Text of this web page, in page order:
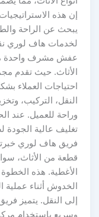
إن هذه
يبحث عن الراحة
لخدمات هاف لوري
عفش مشرف واحدة
الأثاث. حيث تقدم
احتياجات العملاء
النقل، التركيب،
وراحة للعميل. عند
تغليف عالية الجودة
فريق هاف لوري
قطعة من الأثاث،
الأغطية. هذه
الخدوش أثناء عملية
إلى النقل. يتميز
وسريع باستخدام